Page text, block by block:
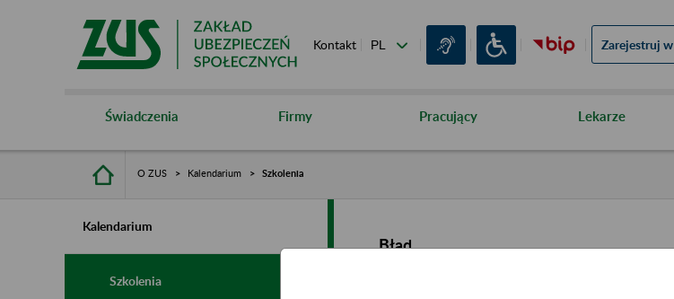
Kontakt Zarejestruj w
Świadczenia Firmy Pracujący Lekarze
O ZUS Kalendarium Szkolenia
Kalendarium
Szkolenia
Błąd